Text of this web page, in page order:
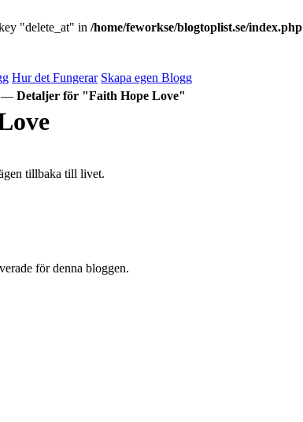
"delete_at" in /home/feworkse/blogtoplist.se/index.php
Hur det Fungerar Skapa egen Blogg
— Detaljer för "Faith Hope Love"
tillbaka till livet.
för denna bloggen.